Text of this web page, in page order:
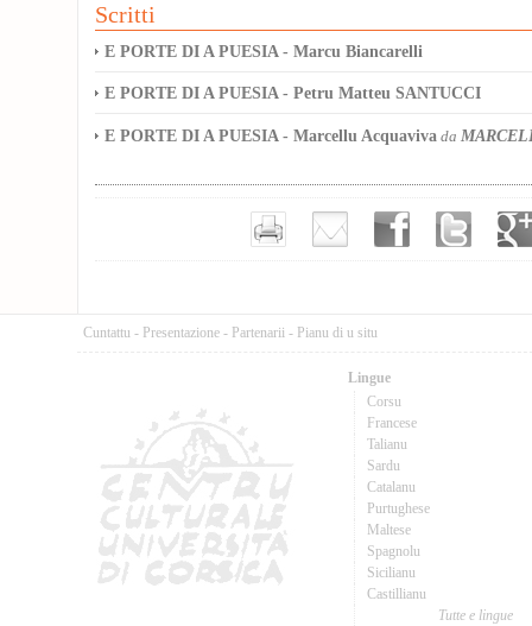
Scritti
E PORTE DI A PUESIA - Marcu Biancarelli
E PORTE DI A PUESIA - Petru Matteu SANTUCCI
E PORTE DI A PUESIA - Marcellu Acquaviva da
Cuntattu - Presentazione - Partenarii - Pianu di u situ
Lingue
Corsu
Francese
Talianu
Sardu
Catalanu
Purtughese
Maltese
Spagnolu
Sicilianu
Castillianu
Tutte e lingue